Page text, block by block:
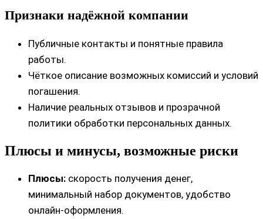
Признаки надёжной компании
Публичные контакты и понятные правила
работы.
Чёткое описание возможных комиссий и условий
погашения.
Наличие реальных отзывов и прозрачной
политики обработки персональных данных.
Плюсы и минусы, возможные риски
Плюсы: скорость получения денег,
минимальный набор документов, удобство
онлайн-оформления.